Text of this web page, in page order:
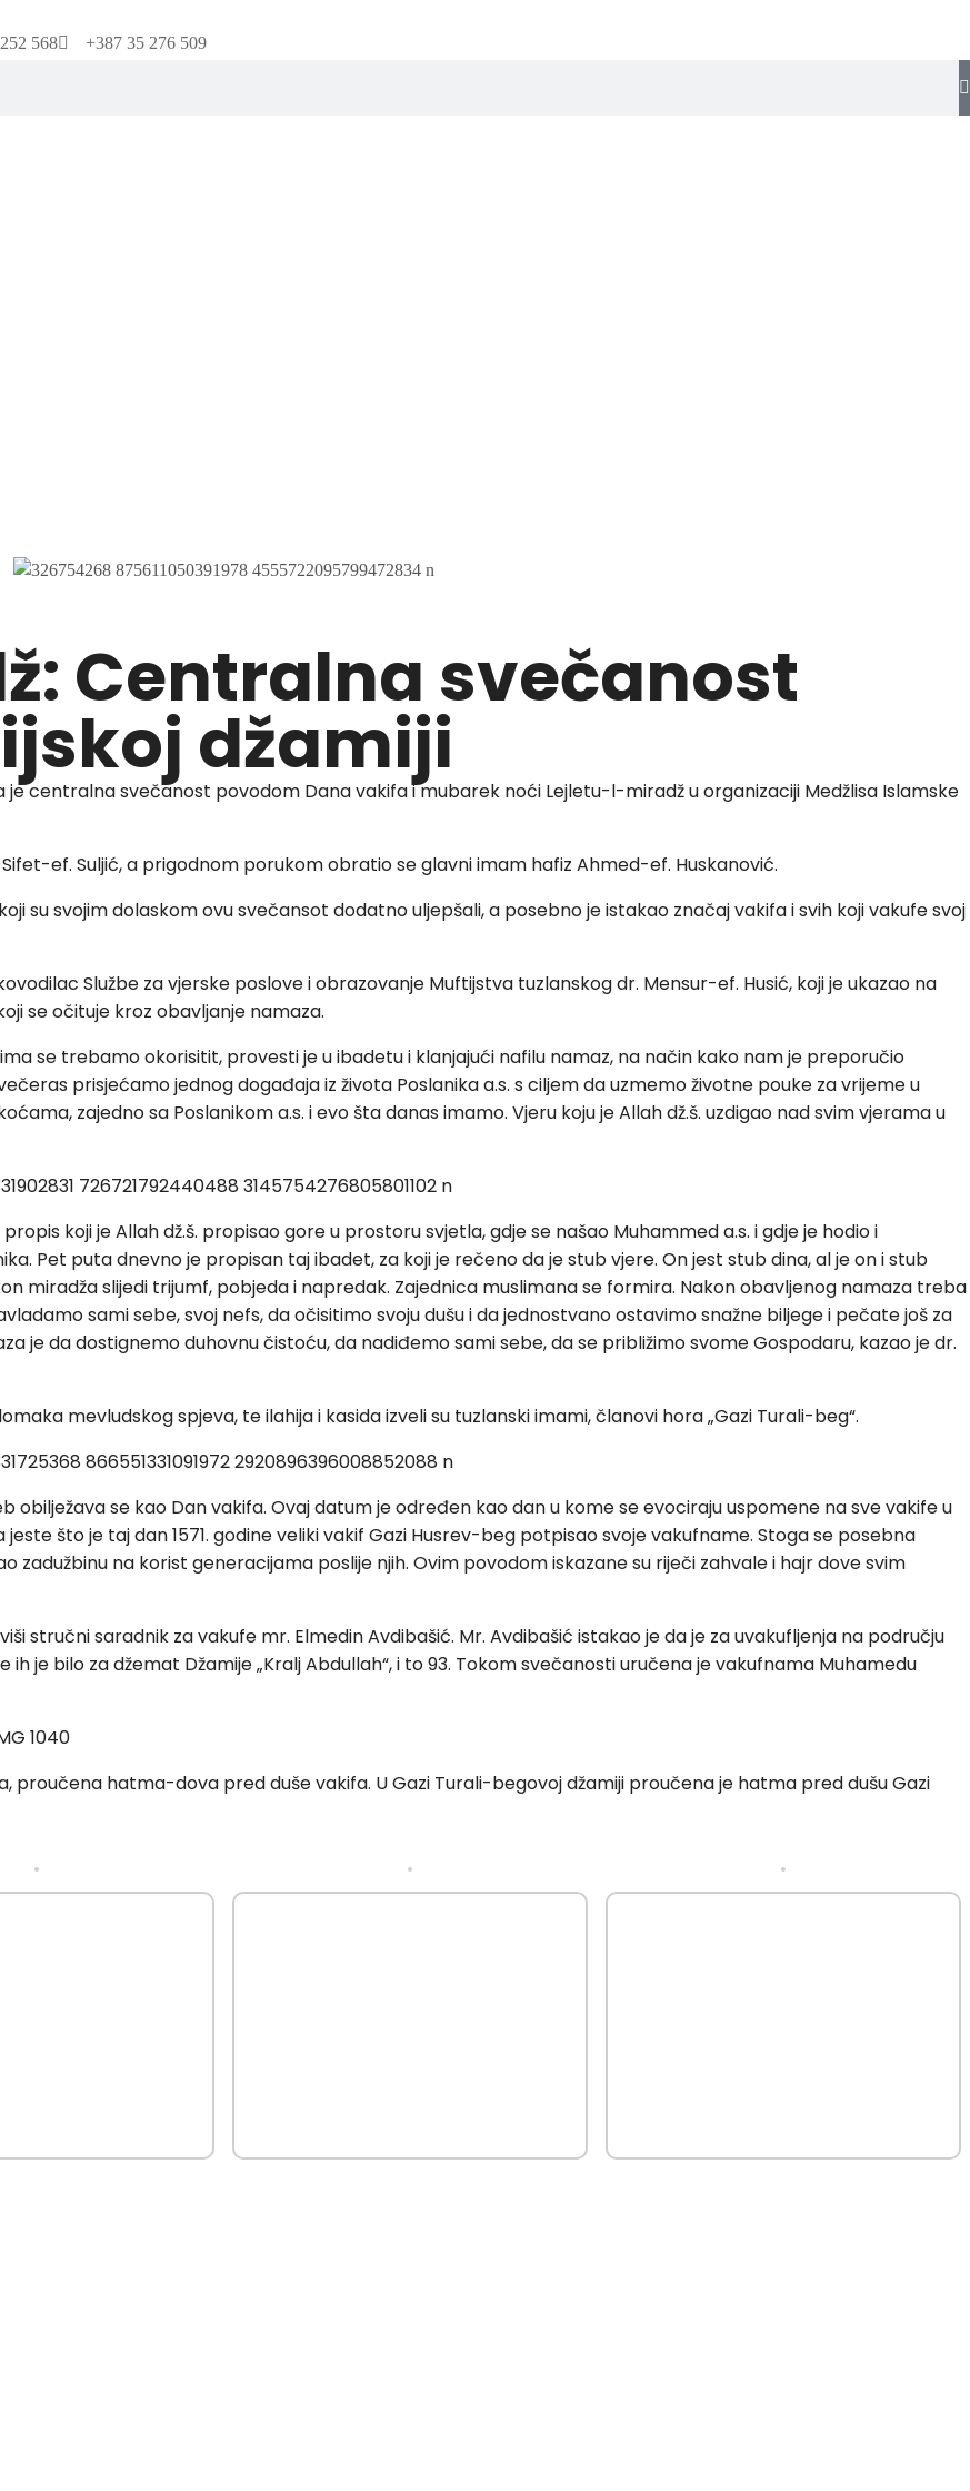
568 +387 35 276 509
Centralna svečanost
džamiji
je centralna svečanost povodom Dana vakifa i mubarek noći Lejletu-l-miradž u organizaciji Medžlisa Islamske
ef. Suljić, a prigodnom porukom obratio se glavni imam hafiz Ahmed-ef. Huskanović.
su svojim dolaskom ovu svečansot dodatno uljepšali, a posebno je istakao značaj vakifa i svih koji vakufe svoj
Službe za vjerske poslove i obrazovanje Muftijstva tuzlanskog dr. Mensur-ef. Husić, koji je ukazao na
se očituje kroz obavljanje namaza.
se trebamo okorisitit, provesti je u ibadetu i klanjajući nafilu namaz, na način kako nam je preporučio
prisjećamo jednog događaja iz života Poslanika a.s. s ciljem da uzmemo životne pouke za vrijeme u
zajedno sa Poslanikom a.s. i evo šta danas imamo. Vjeru koju je Allah dž.š. uzdigao nad svim vjerama u
koji je Allah dž.š. propisao gore u prostoru svjetla, gdje se našao Muhammed a.s. i gdje je hodio i
Pet puta dnevno je propisan taj ibadet, za koji je rečeno da je stub vjere. On jest stub dina, al je on i stub
miradža slijedi trijumf, pobjeda i napredak. Zajednica muslimana se formira. Nakon obavljenog namaza treba
sami sebe, svoj nefs, da očisitimo svoju dušu i da jednostvano ostavimo snažne biljege i pečate još za
je da dostignemo duhovnu čistoću, da nadiđemo sami sebe, da se približimo svome Gospodaru, kazao je dr.
mevludskog spjeva, te ilahija i kasida izveli su tuzlanski imami, članovi hora „Gazi Turali-beg“.
obilježava se kao Dan vakifa. Ovaj datum je određen kao dan u kome se evociraju uspomene na sve vakife u
što je taj dan 1571. godine veliki vakif Gazi Husrev-beg potpisao svoje vakufname. Stoga se posebna
zadužbinu na korist generacijama poslije njih. Ovim povodom iskazane su riječi zahvale i hajr dove svim
stručni saradnik za vakufe mr. Elmedin Avdibašić. Mr. Avdibašić istakao je da je za uvakufljenja na području
ih je bilo za džemat Džamije „Kralj Abdullah“, i to 93. Tokom svečanosti uručena je vakufnama Muhamedu
proučena hatma-dova pred duše vakifa. U Gazi Turali-begovoj džamiji proučena je hatma pred dušu Gazi